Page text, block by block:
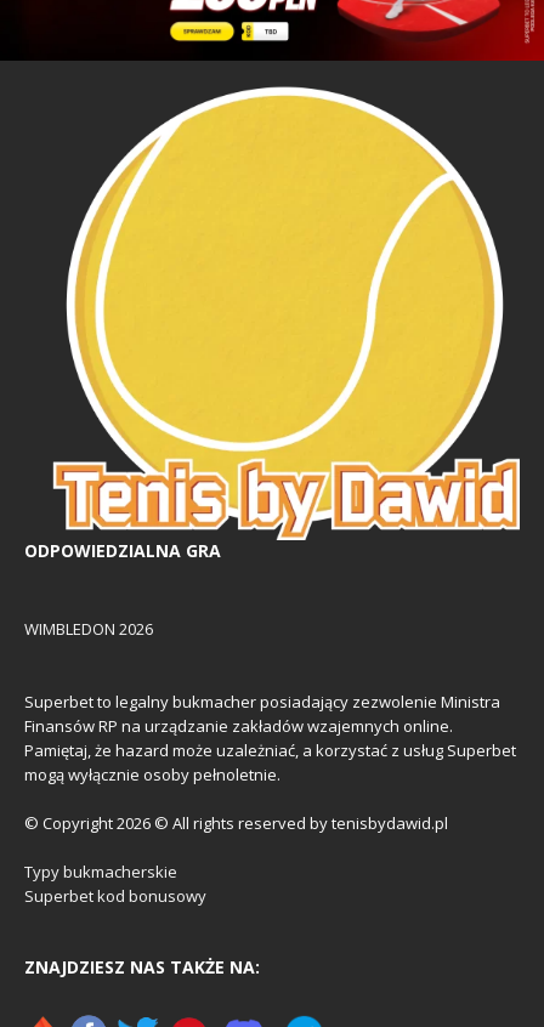
ODPOWIEDZIALNA GRA
WIMBLEDON 2026
Superbet to legalny bukmacher posiadający zezwolenie Ministra
Finansów RP na urządzanie zakładów wzajemnych online.
Pamiętaj, że hazard może uzależniać, a korzystać z usług Superbet
mogą wyłącznie osoby pełnoletnie.
© Copyright 2026 © All rights reserved by tenisbydawid.pl
Typy bukmacherskie
Superbet kod bonusowy
ZNAJDZIESZ NAS TAKŻE NA: